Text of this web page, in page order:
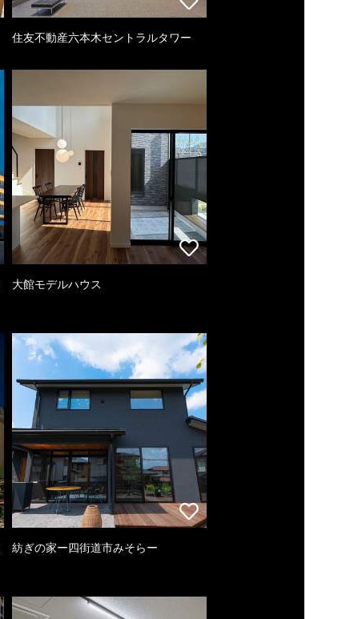
住友不動産六本木セントラルタワー
大館モデルハウス
紡ぎの家ー四街道市みそらー